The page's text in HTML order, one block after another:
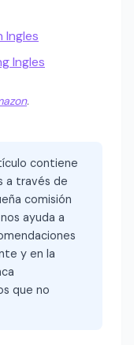
Ingles
Ingles
.
contiene
a través de
comisión
ayuda a
y en la
que no